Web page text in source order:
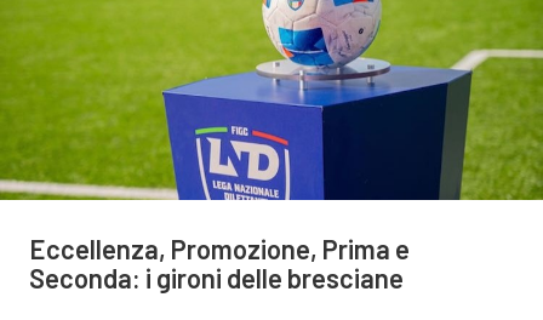
Eccellenza, Promozione, Prima e
Seconda: i gironi delle bresciane